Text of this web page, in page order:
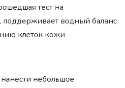
тест на
поддерживает водный баланс
клеток кожи
небольшое